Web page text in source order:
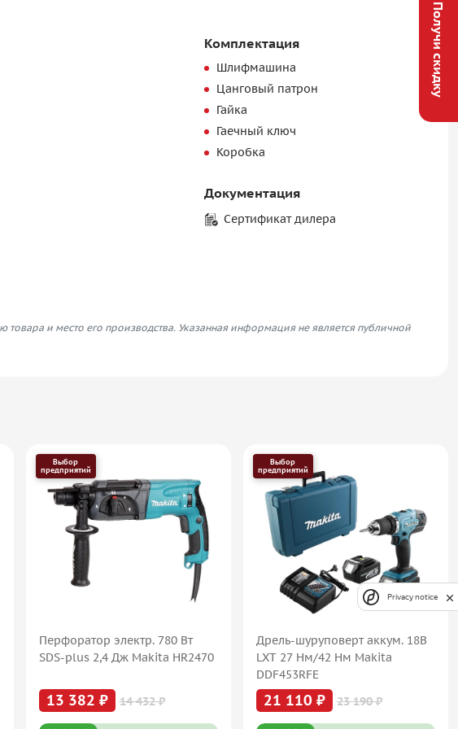
Комплектация
Шлифмашина
Цанговый патрон
Гайка
Гаечный ключ
Коробка
Документация
Сертификат дилера
и место его производства. Указанная информация не является публичной
Выбор
предприятий
Перфоратор электр. 780 Вт
SDS-plus 2,4 Дж Makita HR2470
13 382 ₽ 14 432 ₽
Выбор
предприятий
Дрель-шуруповерт аккум. 18В
LXT 27 Нм/42 Нм Makita
DDF453RFE
21 110 ₽ 23 190 ₽
Получи скидку
Privacy notice